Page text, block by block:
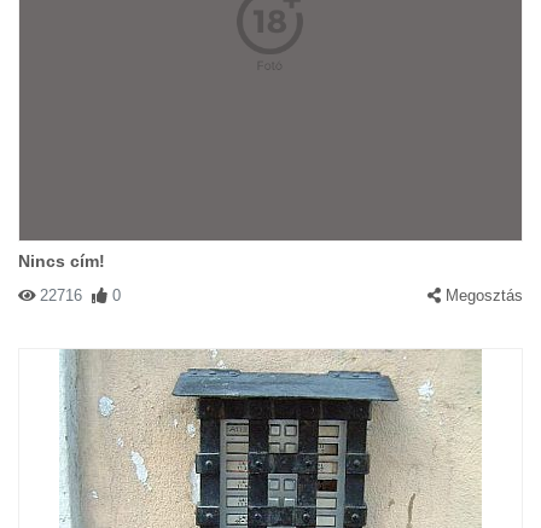
Nincs cím!
22716 0 Megosztás